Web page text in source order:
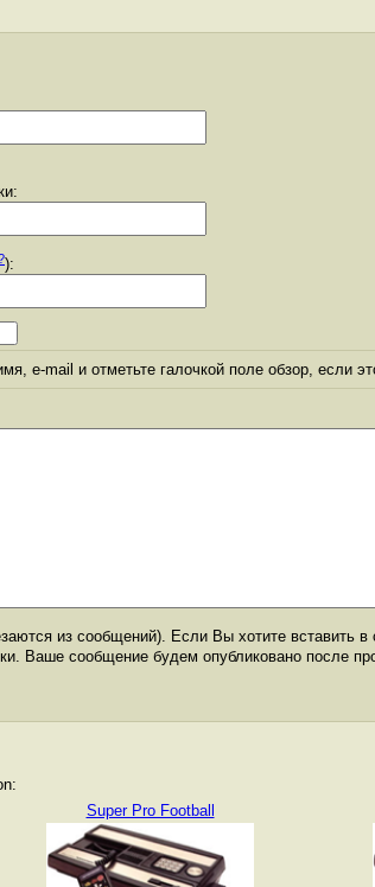
):
e-mail и отметьте галочкой поле обзор, если
из сообщений). Если Вы хотите вставить
Ваше сообщение будем опубликовано после
Super Pro Football